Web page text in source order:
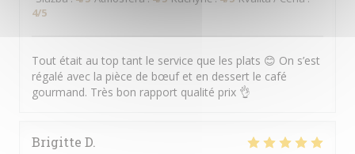
4/5
Tout était au top tant le service que les plats 😊 On s’est
régalé avec la pièce de bœuf et en dessert le café
gourmand. Très bon rapport qualité prix 👌
Brigitte D